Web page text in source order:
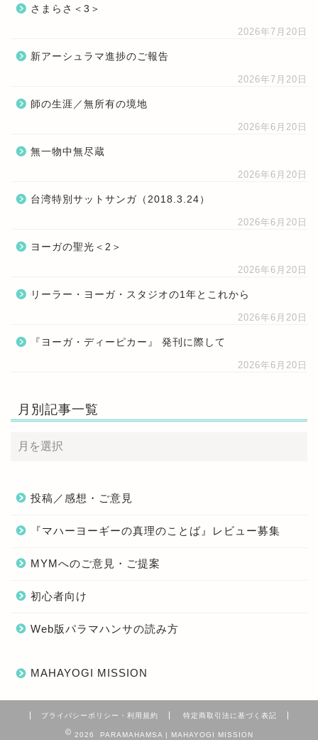
さまらさ＜3＞
2026年7月20日
新アーシュラマ進捗のご報告
2026年7月20日
師の生涯／無所有の境地
2026年6月20日
無一物中無尽蔵
2026年6月20日
台湾特別サットサンガ（2018.3.24）
2026年6月20日
ヨーガの聖光＜2＞
2026年6月20日
リーラー・ヨーガ・スタジオの1年とこれから
2026年6月20日
『ヨーガ・ディーピカー』 発刊に際して
2026年6月20日
月別記事一覧
投稿／感想・ご意見
『マハーヨーギーの真理のことば』レビュー募集
MYMへのご意見・ご提案
初心者向け
Web版パラマハンサの読み方
MAHAYOGI MISSION
プライバシーポリシー・利用規約 特定商取引法に基づく表記
2026 PARAMAHAMSA | MAHAYOGI MISSION